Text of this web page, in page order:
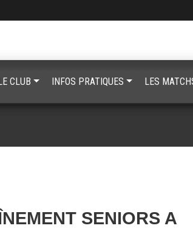
SENIORS A
CLUB INFOS PRATIQUES LES